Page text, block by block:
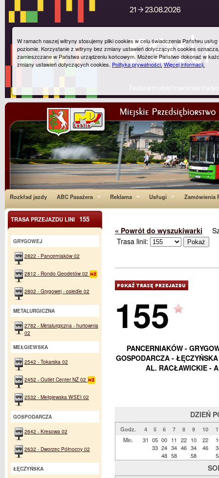
Rozkład jazdy ABC Pasażera Reklama Usługi Zamówienia
« Powrót do wyszukiwarki
Trasa linii:
155
PANCERNIAKÓW -
GOSPODARCZA -
AL. RACŁAWICKIE -
DZIEŃ
Godz. 4 5 6 7 8 9 10
Min.
31 05
33
00
24
48
11
34
58
22
46
10
34
58
22
46
TRASA PRZEJAZDU LINI 155
GRYGOWEJ
2822 - Pancerniaków 02
2812 - Rondo Geodetów 02
2802 - Grygowej - osiedle 02
METALURGICZNA
2782 - Metalurgiczna - hurtownia
02
MEŁGIEWSKA
2542 - Tokarska 02
2452 - Outlet Center NŻ 02
2532 - Mełgiewska WSEI 02
GOSPODARCZA
2642 - Kresowa 02
2632 - Dworzec Północny 02
ŁĘCZYŃSKA
W ramach naszej witryny stosujemy pliki cookies w celu świadczenia Państwu
poziomie. Korzystanie z witryny bez zmiany ustawień dotyczących cookies
zamieszczane w Państwa urządzeniu końcowym. Możecie Państwo dokonać w
zmiany ustawień dotyczących cookies. Polityka prywatności.Więcej informacji.